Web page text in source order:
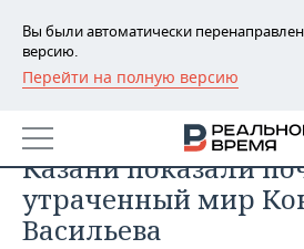
Вы были автоматически
версию.
Перейти на полную версию
РЕГИОНЫ
БАШКОРТОСТАН
ТАТАРСТАН
УДМУРТИЯ
НОВОСТИ
АНАЛИТИКА
НОВОСТИ АНАЛИТИКИ
ЭКОНОМИКА
От абстракций к
Казани показали
утраченный мир
Васильева